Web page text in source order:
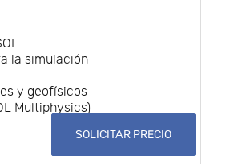
la simulación
y geofísicos
Multiphysics)
SOLICITAR PRECIO